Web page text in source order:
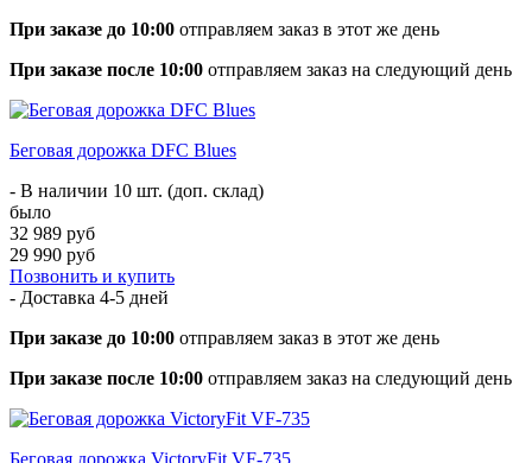
При заказе до 10:00 отправляем заказ в этот же день
При заказе после 10:00 отправляем заказ на следующий день
Беговая дорожка DFC Blues
- В наличии 10 шт. (доп. склад)
было
32 989 руб
29 990 руб
Позвонить и купить
- Доставка 4-5 дней
При заказе до 10:00 отправляем заказ в этот же день
При заказе после 10:00 отправляем заказ на следующий день
Беговая дорожка VictoryFit VF-735